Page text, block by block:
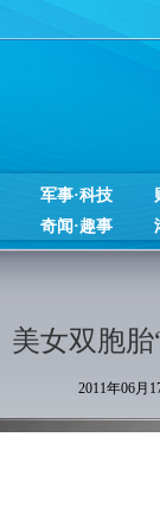
军事·科技
奇闻·趣事
美女双胞
2011年06月